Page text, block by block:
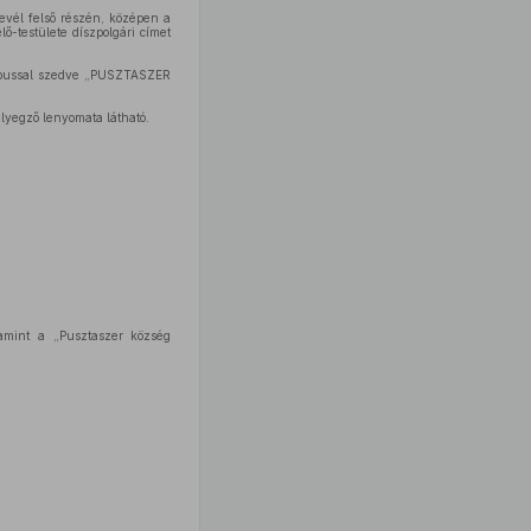
felső részén, középen a
testülete díszpolgári címet
szedve „PUSZTASZER
lenyomata látható.
a „Pusztaszer község